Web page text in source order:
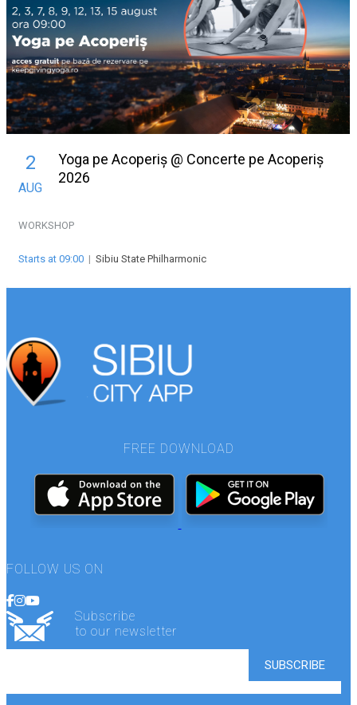
2
AUG
Yoga pe Acoperiș @ Concerte pe Acoperiș
2026
WORKSHOP
Starts at 09:00 | Sibiu State Philharmonic
FREE DOWNLOAD
FOLLOW US ON
Subscribe
to our newsletter